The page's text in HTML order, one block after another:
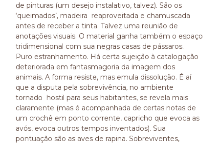
de pinturas (um desejo instalativo, talvez). São os
‘queimados’, madeira reaproveitada e chamuscada
antes de receber a tinta. Talvez uma reunião de
anotações visuais. O material ganha também o espaço
tridimensional com sua negras casas de pássaros.
Puro estranhamento. Há certa sujeição à catalogação
deteriorada em fantasmagoria da imagem dos
animais. A forma resiste, mas emula dissolução. É aí
que a disputa pela sobrevivência, no ambiente
tornado hostil para seus habitantes, se revela mais
claramente (mas é acompanhada de certas notas de
um crochê em ponto corrente, capricho que evoca as
avós, evoca outros tempos inventados). Sua
pontuação são as aves de rapina. Sobreviventes,